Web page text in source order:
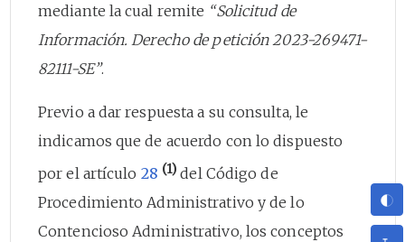
mediante la cual remite “Solicitud de
Información. Derecho de petición 2023-269471-
82111-SE”.
Previo a dar respuesta a su consulta, le
indicamos que de acuerdo con lo dispuesto
por el artículo 28 (1) del Código de
Procedimiento Administrativo y de lo
Contencioso Administrativo, los conceptos